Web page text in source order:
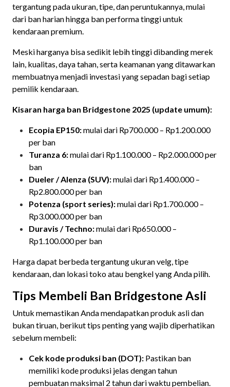
tergantung pada ukuran, tipe, dan peruntukannya, mulai
dari ban harian hingga ban performa tinggi untuk
kendaraan premium.
Meski harganya bisa sedikit lebih tinggi dibanding merek
lain, kualitas, daya tahan, serta keamanan yang ditawarkan
membuatnya menjadi investasi yang sepadan bagi setiap
pemilik kendaraan.
Kisaran harga ban Bridgestone 2025 (update umum):
Ecopia EP150:mulai dari Rp700.000 – Rp1.200.000
per ban
Turanza 6:mulai dari Rp1.100.000 – Rp2.000.000 per
ban
Dueler / Alenza (SUV):mulai dari Rp1.400.000 –
Rp2.800.000 per ban
Potenza (sport series):mulai dari Rp1.700.000 –
Rp3.000.000 per ban
Duravis / Techno:mulai dari Rp650.000 –
Rp1.100.000 per ban
Harga dapat berbeda tergantung ukuran velg, tipe
kendaraan, dan lokasi toko atau bengkel yang Anda pilih.
Tips Membeli Ban Bridgestone Asli
Untuk memastikan Anda mendapatkan produk asli dan
bukan tiruan, berikut tips penting yang wajib diperhatikan
sebelum membeli:
Cek kode produksi ban (DOT): Pastikan ban
memiliki kode produksi jelas dengan tahun
pembuatan maksimal 2 tahun dari waktu pembelian.